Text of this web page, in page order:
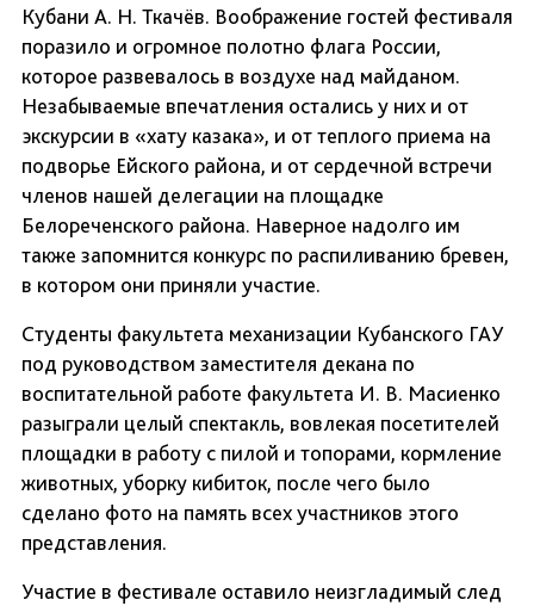
Кубани А. Н. Ткачёв. Воображение гостей фестиваля
поразило и огромное полотно флага России,
которое развевалось в воздухе над майданом.
Незабываемые впечатления остались у них и от
экскурсии в «хату казака», и от теплого приема на
подворье Ейского района, и от сердечной встречи
членов нашей делегации на площадке
Белореченского района. Наверное надолго им
также запомнится конкурс по распиливанию бревен,
в котором они приняли участие.
Студенты факультета механизации Кубанского ГАУ
под руководством заместителя декана по
воспитательной работе факультета И. В. Масиенко
разыграли целый спектакль, вовлекая посетителей
площадки в работу с пилой и топорами, кормление
животных, уборку кибиток, после чего было
сделано фото на память всех участников этого
представления.
Участие в фестивале оставило неизгладимый след